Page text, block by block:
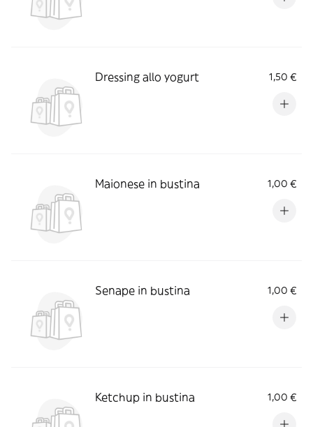
Dressing allo yogurt 1,50 €
Maionese in bustina 1,00 €
Senape in bustina 1,00 €
Ketchup in bustina 1,00 €